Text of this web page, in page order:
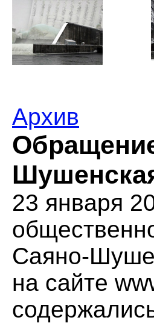
Архив
23 января
Саяно-
на сайте